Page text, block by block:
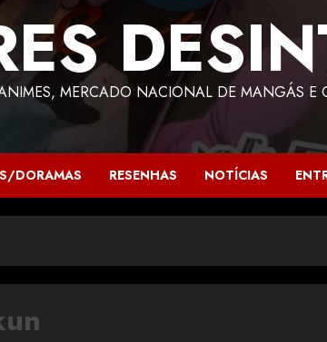
MERCADO NACIONAL DE MANGÁS E
DORAMAS RESENHAS NOTÍCIAS